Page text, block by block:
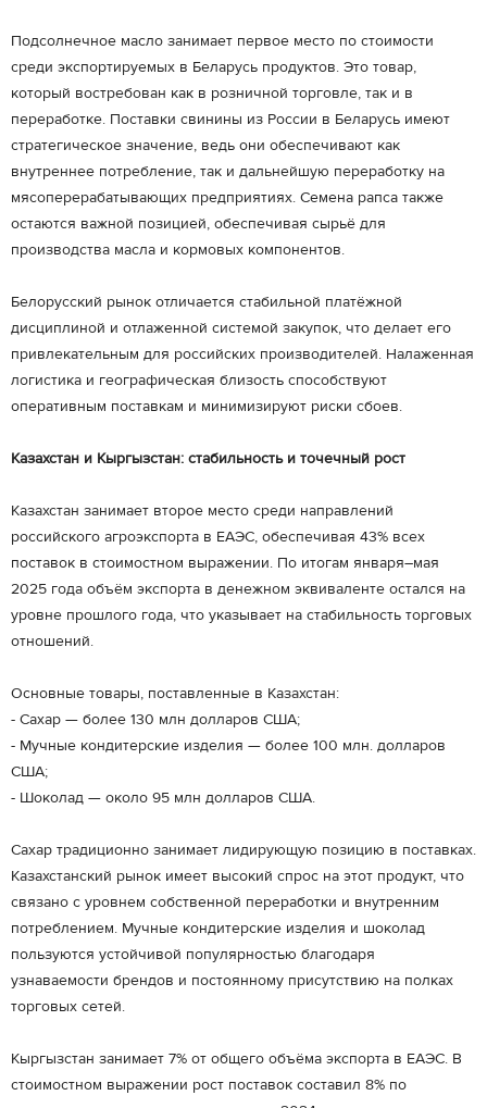
Подсолнечное масло занимает первое место по стоимости
среди экспортируемых в Беларусь продуктов. Это товар,
который востребован как в розничной торговле, так и в
переработке. Поставки свинины из России в Беларусь имеют
стратегическое значение, ведь они обеспечивают как
внутреннее потребление, так и дальнейшую переработку на
мясоперерабатывающих предприятиях. Семена рапса также
остаются важной позицией, обеспечивая сырьё для
производства масла и кормовых компонентов.
Белорусский рынок отличается стабильной платёжной
дисциплиной и отлаженной системой закупок, что делает его
привлекательным для российских производителей. Налаженная
логистика и географическая близость способствуют
оперативным поставкам и минимизируют риски сбоев.
Казахстан и Кыргызстан: стабильность и точечный рост
Казахстан занимает второе место среди направлений
российского агроэкспорта в ЕАЭС, обеспечивая 43% всех
поставок в стоимостном выражении. По итогам января–мая
2025 года объём экспорта в денежном эквиваленте остался на
уровне прошлого года, что указывает на стабильность торговых
отношений.
Основные товары, поставленные в Казахстан:
- Сахар — более 130 млн долларов США;
- Мучные кондитерские изделия — более 100 млн. долларов
США;
- Шоколад — около 95 млн долларов США.
Сахар традиционно занимает лидирующую позицию в поставках.
Казахстанский рынок имеет высокий спрос на этот продукт, что
связано с уровнем собственной переработки и внутренним
потреблением. Мучные кондитерские изделия и шоколад
пользуются устойчивой популярностью благодаря
узнаваемости брендов и постоянному присутствию на полках
торговых сетей.
Кыргызстан занимает 7% от общего объёма экспорта в ЕАЭС. В
стоимостном выражении рост поставок составил 8% по